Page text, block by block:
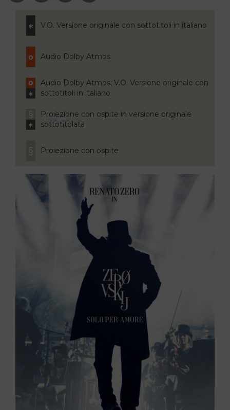
V.O. Versione originale con sottotitoli in italiano
Audio Dolby Atmos
Audio Dolby Atmos; V.O. Versione originale con
sottotitoli in italiano
Proiezione con ospite in versione originale
sottotitolata
Proiezione con ospite